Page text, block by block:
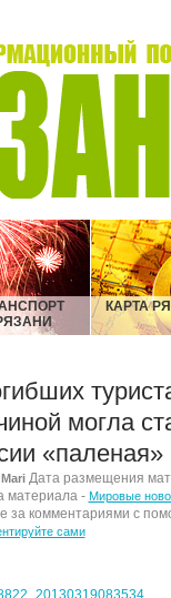
КАРТА
могла
«паленая»
MariДата размещения
материала - Мировые
за комментариями с
сами